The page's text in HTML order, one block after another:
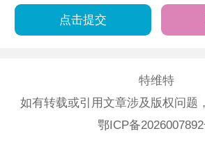
特维特
如有转载或引用文章涉及版权问题
鄂ICP备